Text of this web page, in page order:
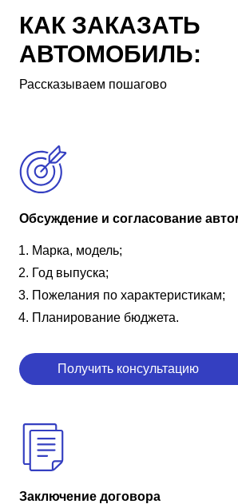
КАК ЗАКАЗАТЬ
АВТОМОБИЛЬ:
Рассказываем пошагово
Обсуждение и согласование
Марка, модель;
Год выпуска;
Пожелания по характеристикам;
Планирование бюджета.
Получить консультацию
Заключение договора